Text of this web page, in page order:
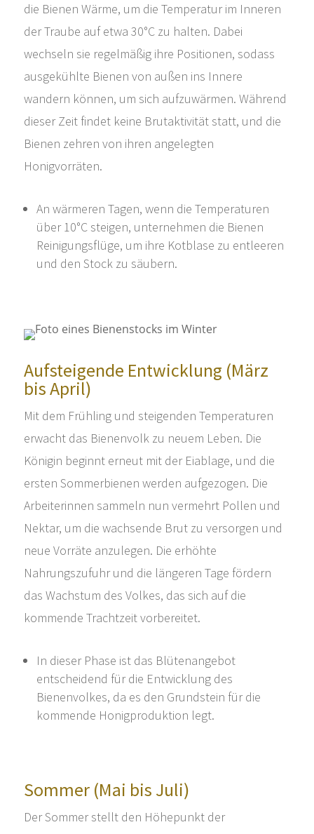
die Bienen Wärme, um die Temperatur im Inneren
der Traube auf etwa 30°C zu halten. Dabei
wechseln sie regelmäßig ihre Positionen, sodass
ausgekühlte Bienen von außen ins Innere
wandern können, um sich aufzuwärmen. Während
dieser Zeit findet keine Brutaktivität statt, und die
Bienen zehren von ihren angelegten
Honigvorräten.
An wärmeren Tagen, wenn die Temperaturen
über 10°C steigen, unternehmen die Bienen
Reinigungsflüge, um ihre Kotblase zu entleeren
und den Stock zu säubern.
Aufsteigende Entwicklung (März
bis April)
Mit dem Frühling und steigenden Temperaturen
erwacht das Bienenvolk zu neuem Leben. Die
Königin beginnt erneut mit der Eiablage, und die
ersten Sommerbienen werden aufgezogen. Die
Arbeiterinnen sammeln nun vermehrt Pollen und
Nektar, um die wachsende Brut zu versorgen und
neue Vorräte anzulegen. Die erhöhte
Nahrungszufuhr und die längeren Tage fördern
das Wachstum des Volkes, das sich auf die
kommende Trachtzeit vorbereitet.
In dieser Phase ist das Blütenangebot
entscheidend für die Entwicklung des
Bienenvolkes, da es den Grundstein für die
kommende Honigproduktion legt.
Sommer (Mai bis Juli)
Der Sommer stellt den Höhepunkt der